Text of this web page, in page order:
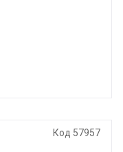
Код 57957